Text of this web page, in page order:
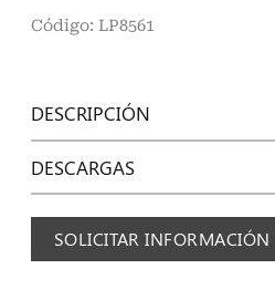
Código: LP8561
DESCRIPCIÓN
DESCARGAS
SOLICITAR INFORMACIÓN